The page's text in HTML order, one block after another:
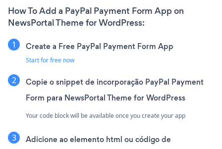
How To Add a PayPal Payment Form App on
NewsPortal Theme for WordPress:
Create a Free PayPal Payment Form App
Start for free now
Copie o snippet de incorporação PayPal Payment
Form para NewsPortal Theme for WordPress
Your code block will be available once you create your app
Adicione ao elemento html ou código de